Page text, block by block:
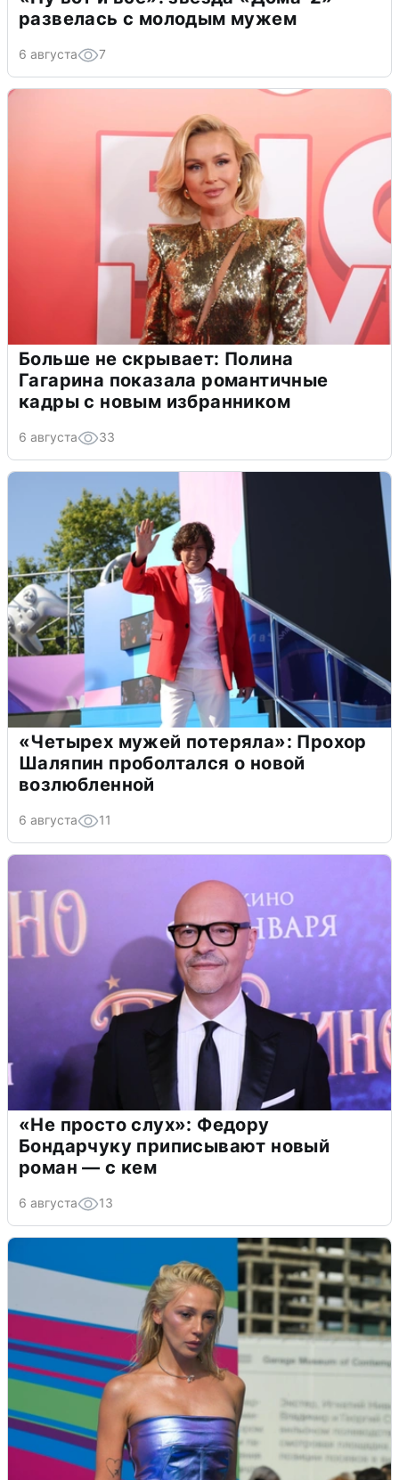
развелась с молодым мужем
6 августа 7
Больше не скрывает: Полина
Гагарина показала романтичные
кадры с новым избранником
6 августа 33
«Четырех мужей потеряла»: Прохор
Шаляпин проболтался о новой
возлюбленной
6 августа 11
«Не просто слух»: Федору
Бондарчуку приписывают новый
роман — с кем
6 августа 13